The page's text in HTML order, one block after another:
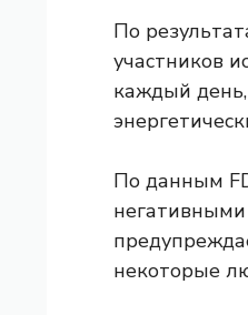
По
участников
каждый
По данным
некоторые